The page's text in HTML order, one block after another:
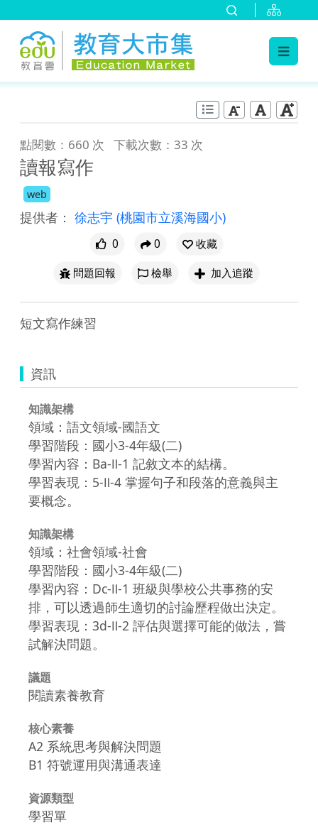
點閱數：660 次 下載次數：33 次
讀報寫作
web
提供者： 徐志宇 (桃園市立溪海國小)
0 0
收藏
問題回報
檢舉 加入追蹤
短文寫作練習
資訊
知識架構
領域：語文領域-國語文
學習階段：國小3-4年級(二)
學習內容：Ba-Ⅱ-1 記敘文本的結構。
學習表現：5-Ⅱ-4 掌握句子和段落的意義與主
要概念。
知識架構
領域：社會領域-社會
學習階段：國小3-4年級(二)
學習內容：Dc-Ⅱ-1 班級與學校公共事務的安
排，可以透過師生適切的討論歷程做出決定。
學習表現：3d-Ⅱ-2 評估與選擇可能的做法，嘗
試解決問題。
議題
閱讀素養教育
核心素養
A2 系統思考與解決問題
B1 符號運用與溝通表達
資源類型
學習單